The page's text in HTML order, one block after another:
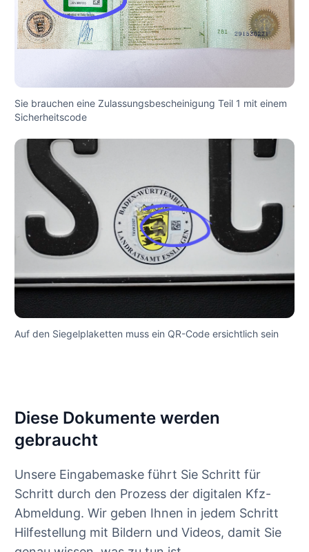
Sie brauchen eine Zulassungsbescheinigung Teil 1 mit einem
Sicherheitscode
Auf den Siegelplaketten muss ein QR-Code ersichtlich sein
Diese Dokumente werden
gebraucht
Unsere Eingabemaske führt Sie Schritt für
Schritt durch den Prozess der digitalen Kfz-
Abmeldung. Wir geben Ihnen in jedem Schritt
Hilfestellung mit Bildern und Videos, damit Sie